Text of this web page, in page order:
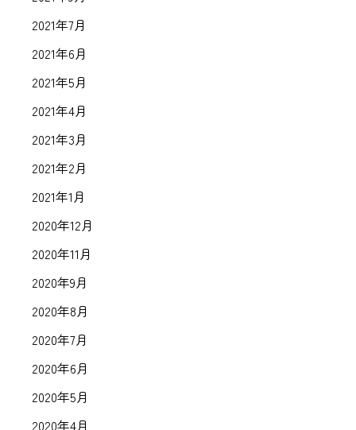
2021年7月
2021年6月
2021年5月
2021年4月
2021年3月
2021年2月
2021年1月
2020年12月
2020年11月
2020年9月
2020年8月
2020年7月
2020年6月
2020年5月
2020年4月